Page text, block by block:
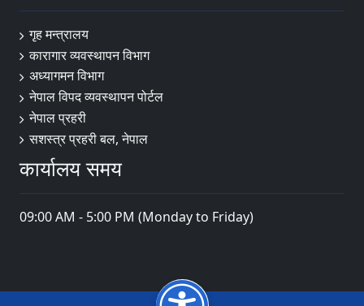
गृह मन्त्रालय
कारागार व्यवस्थापन विभाग
अध्यागमन विभाग
नेपाल विपद व्यवस्थापन पोर्टल
नेपाल प्रहरी
सशस्त्र प्रहरी बल, नेपाल
कार्यालय समय
09:00 AM - 5:00 PM (Monday to Friday)